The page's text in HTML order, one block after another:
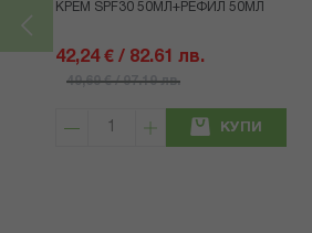
КРЕМ SPF30 50МЛ+РЕФИЛ 50МЛ
42,24 € / 82.61 лв.
49,69 € / 97.19 лв.
КУПИ